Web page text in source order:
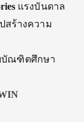
แรงบันดาล
สร้างความ
บัณฑิตศึกษา